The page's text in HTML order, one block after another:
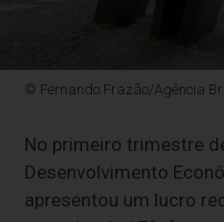
© Fernando Frazão/Agência
No primeiro trimestre
Desenvolvimento
apresentou um lucro